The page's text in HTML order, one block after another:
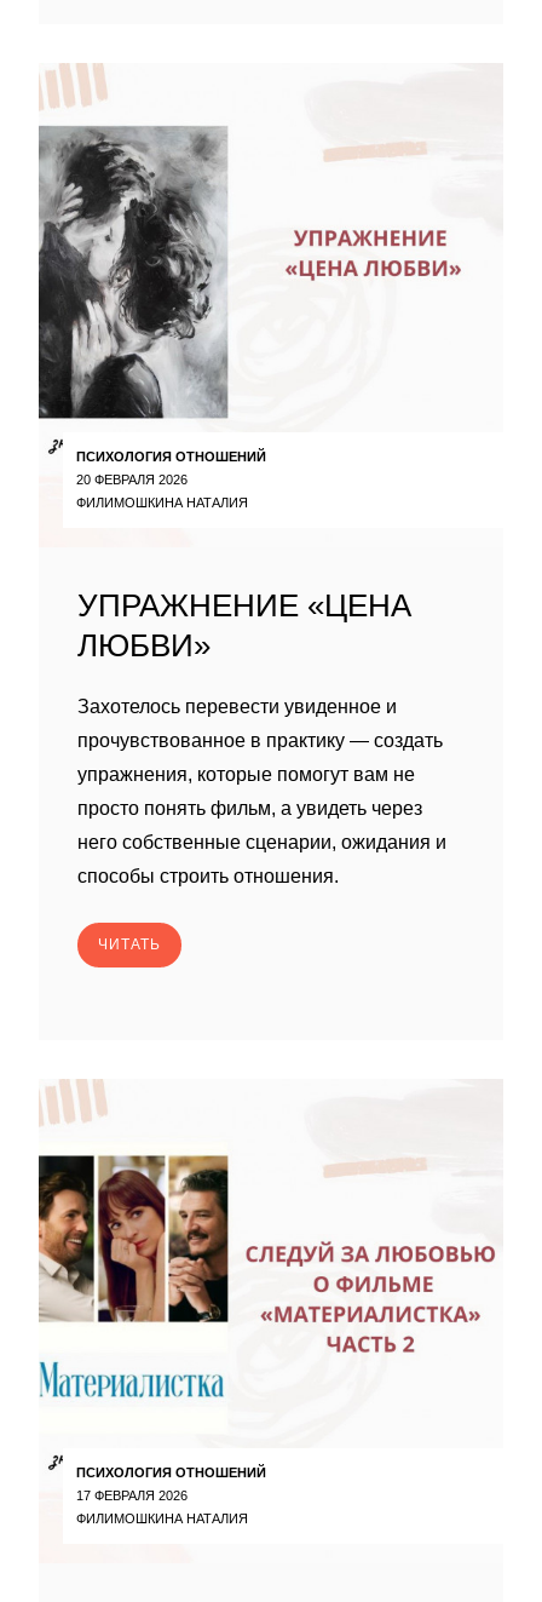
ПСИХОЛОГИЯ ОТНОШЕНИЙ
20 ФЕВРАЛЯ 2026
ФИЛИМОШКИНА НАТАЛИЯ
УПРАЖНЕНИЕ «ЦЕНА
ЛЮБВИ»
Захотелось перевести увиденное и
прочувствованное в практику — создать
упражнения, которые помогут вам не
просто понять фильм, а увидеть через
него собственные сценарии, ожидания и
способы строить отношения.
ЧИТАТЬ
ПСИХОЛОГИЯ ОТНОШЕНИЙ
17 ФЕВРАЛЯ 2026
ФИЛИМОШКИНА НАТАЛИЯ